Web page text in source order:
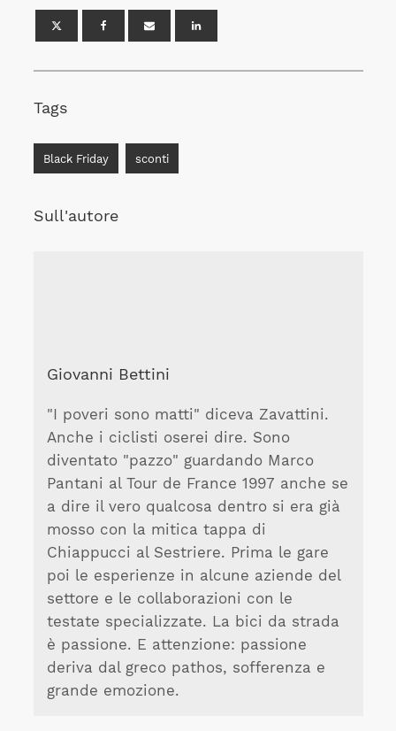
Tags
Black Friday sconti
Sull'autore
Giovanni Bettini
"I poveri sono matti" diceva Zavattini.
Anche i ciclisti oserei dire. Sono
diventato "pazzo" guardando Marco
Pantani al Tour de France 1997 anche se
a dire il vero qualcosa dentro si era già
mosso con la mitica tappa di
Chiappucci al Sestriere. Prima le gare
poi le esperienze in alcune aziende del
settore e le collaborazioni con le
testate specializzate. La bici da strada
è passione. E attenzione: passione
deriva dal greco pathos, sofferenza e
grande emozione.